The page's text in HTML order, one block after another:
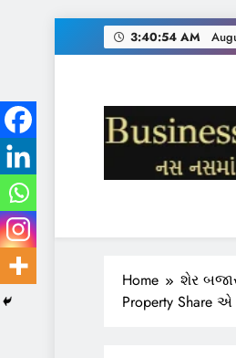
to
3:40:54 AM
Home
શેર
Property Share